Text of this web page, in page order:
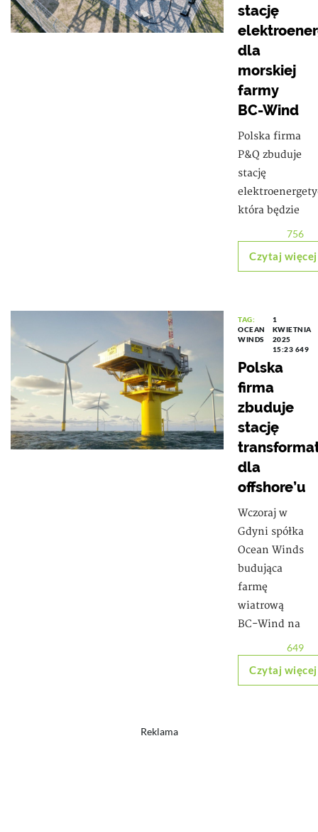
stację
dla
morskiej
farmy
BC-Wind
Polska firma
P&Q zbuduje
stację
która będzie
756
Czytaj więcej
TAG:
OCEAN
WINDS
1
KWIETNIA
2025
15:23 649
Polska
firma
zbuduje
stację
dla
offshore’u
Wczoraj w
Gdyni spółka
Ocean Winds
budująca
farmę
wiatrową
BC-Wind na
649
Czytaj więcej
Reklama